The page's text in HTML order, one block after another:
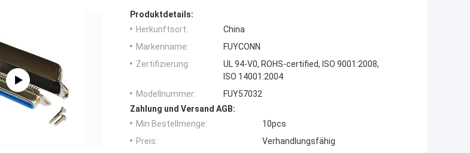
Produktdetails:
Herkunftsort:
China
Markenname:
FUYCONN
Zertifizierung:
UL 94-V0, ROHS-certified, ISO 9001:2008,
ISO 14001:2004
Modellnummer:
FUY57032
Zahlung und Versand AGB:
Min Bestellmenge:
10pcs
Preis:
Verhandlungsfähig